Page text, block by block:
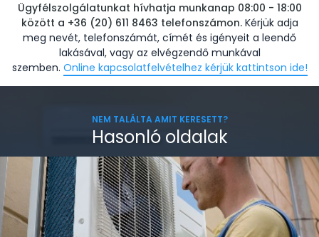
Ügyfélszolgálatunkat hívhatja munkanap 08:00 - 18:00
között a +36 (20) 611 8463 telefonszámon. Kérjük adja
meg nevét, telefonszámát, címét és igényeit a leendő
lakásával, vagy az elvégzendő munkával
szemben. Online kapcsolatfelvételhez kérjük kattintson ide!
NEM TALÁLTA AMIT KERESETT?
Hasonló oldalak